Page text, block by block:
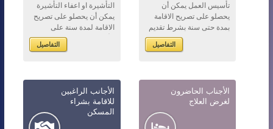
التأشيرة او اعفاء التأشيرة
يمكن أن يحصلو على تصريح
الاقامة لمدة سنة على
الأقصى بشرط تقديم الطلب
وتوفير الشروط. لذلك عليهم
التفاصيل
تأسيس العمل يمكن أن
يحصلو على تصريح الاقامة
بمدة حتى سنة بشرط تقديم
الطلب وتوفير الشروط.
لذلك عليه المراجعة إلى
التفاصيل
الأجانب الراغبين
للاقامة بشراء
المسكن
الأجناب الحاضرون
لغرض العلاج